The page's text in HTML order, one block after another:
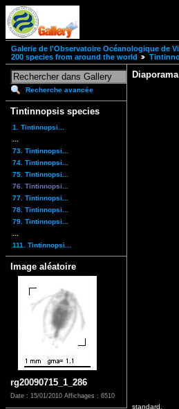
Galerie de l'Observatoire Océanologique de
200 species from around the world
Recherche avancée
Tintinnopsis species
1. Tintinnopsi...
73. Tintinnopsi...
74. Tintinnopsi...
75. Tintinnopsi...
76. Tintinnopsi...
77. Tintinnopsi...
78. Tintinnopsi...
79. Tintinnopsi...
111. Tintinnopsi...
Image aléatoire
rg20090715_1_286
Date : 15/01/2010 Affichages : 6510
Diaporama
standard.